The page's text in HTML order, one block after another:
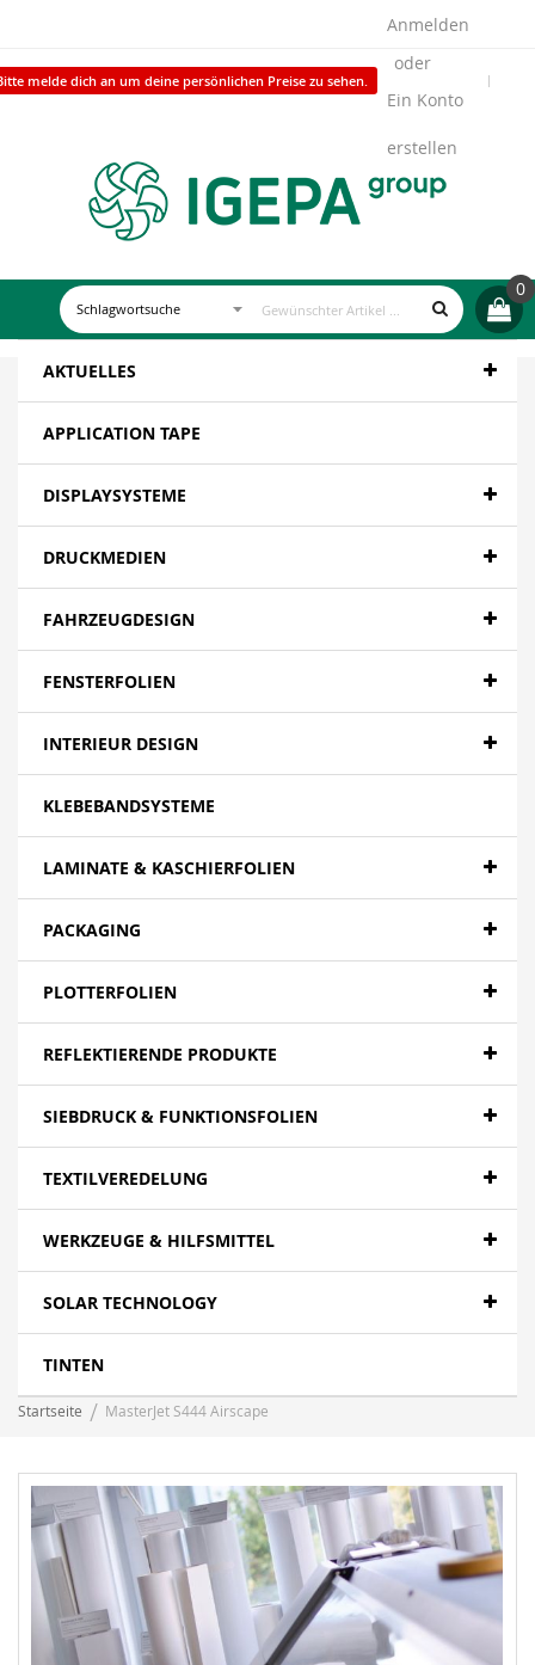
melde dich an um deine persönlichen Preise zu sehen.
Anmelden
Ein Konto
erstellen
0
AKTUELLES
APPLICATION TAPE
DISPLAYSYSTEME
DRUCKMEDIEN
FAHRZEUGDESIGN
FENSTERFOLIEN
INTERIEUR DESIGN
KLEBEBANDSYSTEME
LAMINATE & KASCHIERFOLIEN
PACKAGING
PLOTTERFOLIEN
REFLEKTIERENDE PRODUKTE
SIEBDRUCK & FUNKTIONSFOLIEN
TEXTILVEREDELUNG
WERKZEUGE & HILFSMITTEL
SOLAR TECHNOLOGY
TINTEN
Startseite MasterJet S444 Airscape